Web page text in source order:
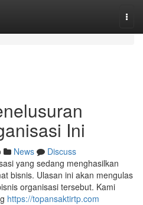
Ini
News
Discuss
yang sedang menghasilkan
bisnis. Ulasan ini akan mengulas
organisasi tersebut. Kami
https://topansaktirtp.com